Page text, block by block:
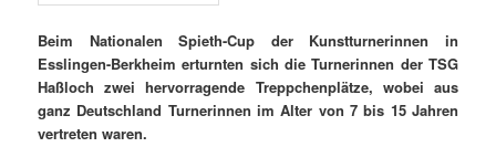
Beim Nationalen Spieth-Cup der Kunstturnerinnen in
Esslingen-Berkheim erturnten sich die Turnerinnen der TSG
Haßloch zwei hervorragende Treppchenplätze, wobei aus
ganz Deutschland Turnerinnen im Alter von 7 bis 15 Jahren
vertreten waren.